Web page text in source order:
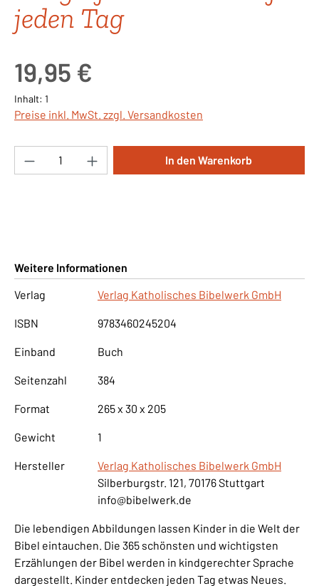
jeden Tag
19,95 €
Inhalt: 1
Preise inkl. MwSt. zzgl. Versandkosten
Produkt Anzahl: Gib den gewünschten
In den Warenkorb
Weitere Informationen
Verlag
Verlag Katholisches Bibelwerk GmbH
ISBN 9783460245204
Einband Buch
Seitenzahl 384
Format 265 x 30 x 205
Gewicht 1
Hersteller
Verlag Katholisches Bibelwerk GmbH
Silberburgstr. 121, 70176 Stuttgart
info@bibelwerk.de
Die lebendigen Abbildungen lassen Kinder in die Welt der
Bibel eintauchen. Die 365 schönsten und wichtigsten
Erzählungen der Bibel werden in kindgerechter Sprache
dargestellt. Kinder entdecken jeden Tag etwas Neues.